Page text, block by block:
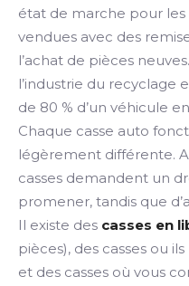
état de marche pour les
vendues avec des
l’achat de pièces
l’industrie du recyclage
de 80 % d’un véhicule
Chaque casse auto
légèrement différente.
casses demandent un
promener, tandis que
Il existe des casses en
pièces), des casses ou
et des casses où vous